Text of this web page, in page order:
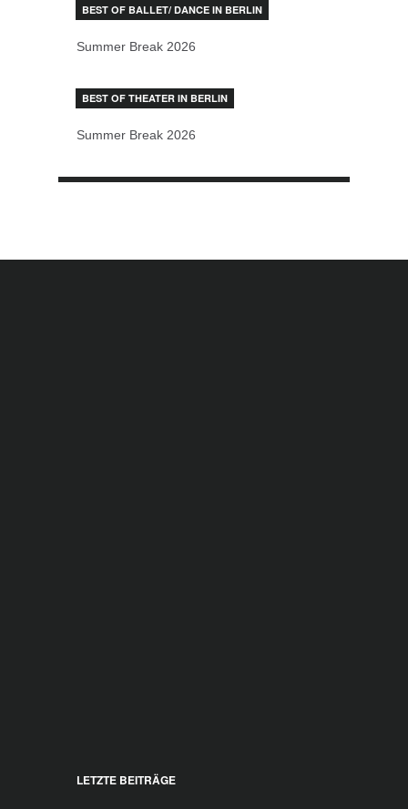
BEST OF BALLET/ DANCE IN BERLIN
Summer Break 2026
BEST OF THEATER IN BERLIN
Summer Break 2026
LETZTE BEITRÄGE